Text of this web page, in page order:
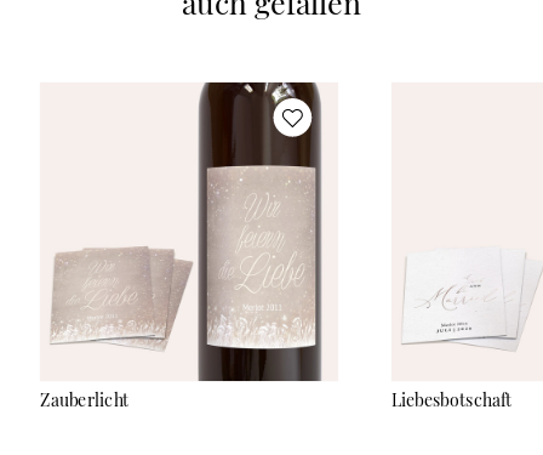
entfernen möchtest, lege sie einfach ein paar Stunden in ein
Zauberlicht Liebesbotschaft